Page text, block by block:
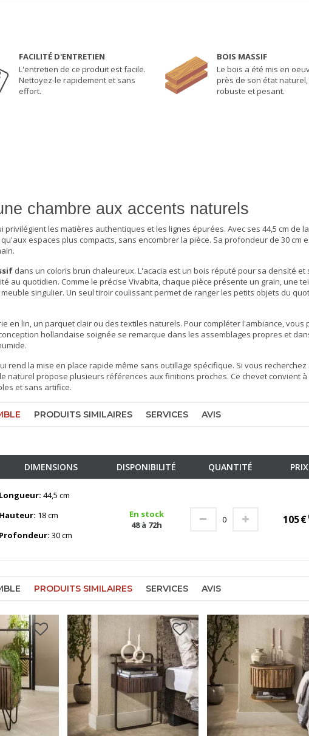
FACILITÉ D'ENTRETIEN
L'entretien de ce produit est facile.
Nettoyez-le rapidement et sans
effort.
BOIS MASSIF
Le bois a été mis en
près de son état
robuste et pesant.
chambre aux accents naturels
les matières authentiques et les lignes épurées. Avec ses 44,5 cm de
espaces plus compacts, sans encombrer la pièce. Sa profondeur de 30 cm
dans un coloris brun chaleureux. L'acacia est un bois réputé pour sa densité et
au quotidien. Comme le précise Vivabita, chaque pièce présente un grain, une
singulier. Un seul tiroir coulissant permet de ranger les petits objets du
en lin, un parquet clair ou des textiles naturels. Pour compléter l'ambiance, vous
hollandaise soignée se remarque dans les assemblages propres et
rend la mise en place rapide même sans outillage spécifique. Si vous
naturel propose plusieurs références aux finitions proches. Ce chevet convient à
et sans artifice.
PRODUITS SIMILAIRES SERVICES AVIS
DIMENSIONS DISPONIBILITÉ QUANTITÉ PRIX
Longueur: 44,5 cm
Hauteur: 18 cm
Profondeur: 30 cm
En stock
48 à 72h
105€
PRODUITS SIMILAIRES SERVICES AVIS